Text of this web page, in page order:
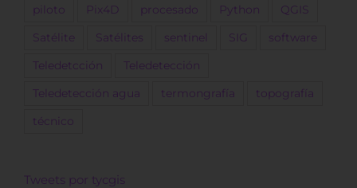
piloto Pix4D procesado Python QGIS
Satélite Satélites sentinel SIG software
Teledetcción Teledetección
Teledetección agua termongrafía topografía
técnico
Tweets por tycgis